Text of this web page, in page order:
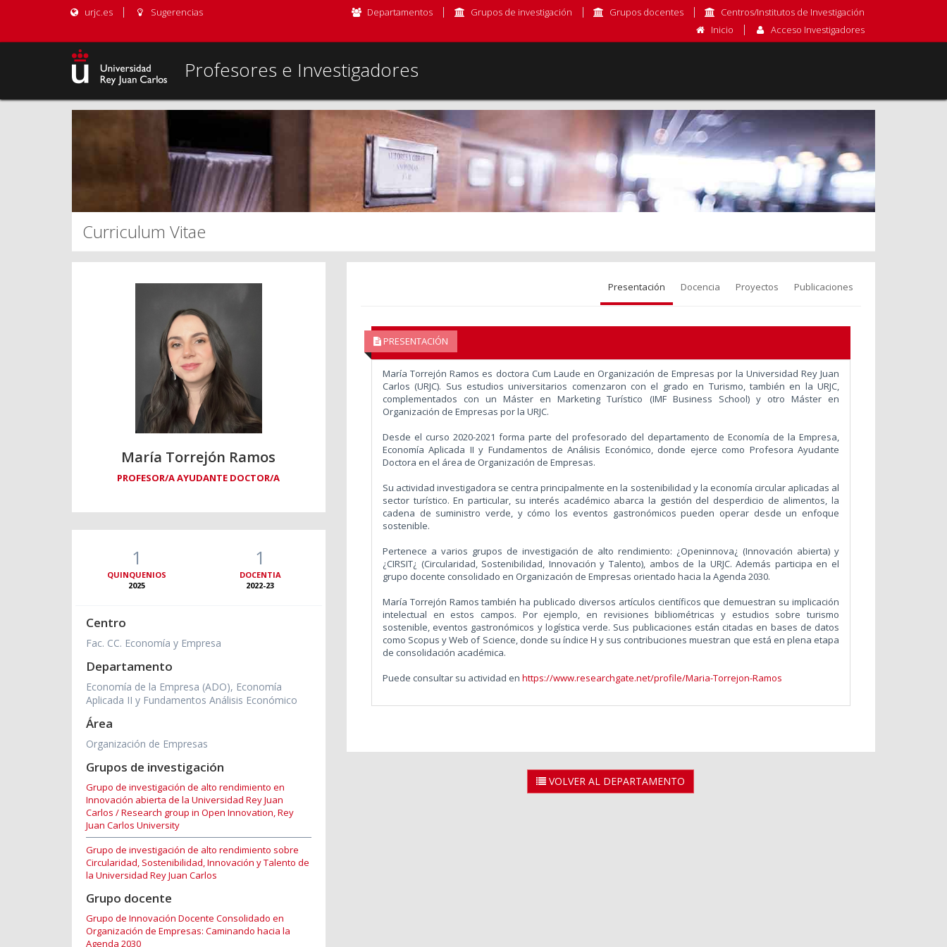
urjc.es Sugerencias Departamentos Grupos de investigación Grupos docentes
Centros/Institutos de Investigación
Inicio
Acceso Investigadores
Profesores e Investigadores
Curriculum Vitae
María Torrejón Ramos
PROFESOR/A AYUDANTE DOCTOR/A
1
QUINQUENIOS
2025
1
DOCENTIA
2022-23
Centro
Fac. CC. Economía y Empresa
Departamento
Economía de la Empresa (ADO), Economía
Aplicada II y Fundamentos Análisis Económico
Área
Organización de Empresas
Grupos de investigación
Grupo de investigación de alto rendimiento en
Innovación abierta de la Universidad Rey Juan
Carlos / Research group in Open Innovation, Rey
Juan Carlos University
Grupo de investigación de alto rendimiento sobre
Circularidad, Sostenibilidad, Innovación y Talento de
la Universidad Rey Juan Carlos
Grupo docente
Grupo de Innovación Docente Consolidado en
Organización de Empresas: Caminando hacia la
Agenda 2030
Presentación Docencia Proyectos Publicaciones
PRESENTACIÓN
María Torrejón Ramos es doctora Cum Laude en Organización de Empresas por la Universidad Rey Juan
Carlos (URJC). Sus estudios universitarios comenzaron con el grado en Turismo, también en la URJC,
complementados con un Máster en Marketing Turístico (IMF Business School) y otro Máster en
Organización de Empresas por la URJC.
Desde el curso 2020-2021 forma parte del profesorado del departamento de Economía de la Empresa,
Economía Aplicada II y Fundamentos de Análisis Económico, donde ejerce como Profesora Ayudante
Doctora en el área de Organización de Empresas.
Su actividad investigadora se centra principalmente en la sostenibilidad y la economía circular aplicadas al
sector turístico. En particular, su interés académico abarca la gestión del desperdicio de alimentos, la
cadena de suministro verde, y cómo los eventos gastronómicos pueden operar desde un enfoque
sostenible.
Pertenece a varios grupos de investigación de alto rendimiento: ¿Openinnova¿ (Innovación abierta) y
¿CIRSIT¿ (Circularidad, Sostenibilidad, Innovación y Talento), ambos de la URJC. Además participa en el
grupo docente consolidado en Organización de Empresas orientado hacia la Agenda 2030.
María Torrejón Ramos también ha publicado diversos artículos científicos que demuestran su implicación
intelectual en estos campos. Por ejemplo, en revisiones bibliométricas y estudios sobre turismo
sostenible, eventos gastronómicos y logística verde. Sus publicaciones están citadas en bases de datos
como Scopus y Web of Science, donde su índice H y sus contribuciones muestran que está en plena etapa
de consolidación académica.
Puede consultar su actividad en https://www.researchgate.net/profile/Maria-Torrejon-Ramos
VOLVER AL DEPARTAMENTO